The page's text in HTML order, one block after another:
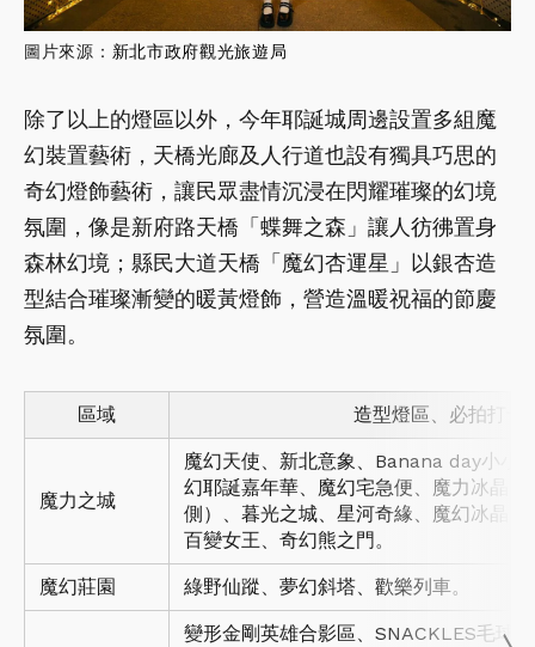
圖片來源： 新北市政府觀光旅遊局
除了以上的燈區以外，今年耶誕城周邊設置多組魔
幻裝置藝術，天橋光廊及人行道也設有獨具巧思的
奇幻燈飾藝術，讓民眾盡情沉浸在閃耀璀璨的幻境
氛圍，像是新府路天橋「蝶舞之森」讓人彷彿置身
森林幻境；縣民大道天橋「魔幻杏運星」以銀杏造
型結合璀璨漸變的暖黃燈飾，營造溫暖祝福的節慶
氛圍。
區域 造型燈區、必拍打卡
魔力之城
魔幻天使、新北意象、Banana day小小
幻耶誕嘉年華、魔幻宅急便、魔力冰晶
側）、暮光之城、星河奇緣、魔幻冰晶
百變女王、奇幻熊之門。
魔幻莊園 綠野仙蹤、夢幻斜塔、歡樂列車。
變形金剛英雄合影區、SNACKLES毛球